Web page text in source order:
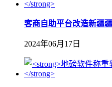
客商自助平台改造新疆
2024年06月17日